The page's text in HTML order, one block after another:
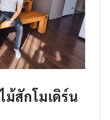
ม้สักโมเดิร์น